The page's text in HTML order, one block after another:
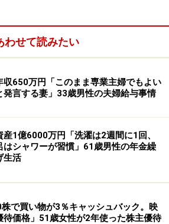
に買えていた食材も値段を見てた
1円単位で安い商品を選んだり、ま
するように」なったとのこと。
りしているため「エアコンの使用
によって使う家電を分けたり、必要
まめに抜くなど」生活スタイルも
す。
的に大きく増えないため、支出だ
。
いても「正直なところ重い。収入
わせて読みたい
収650万円「このまま専業主婦でもよい
発言する妻」33歳男性の夫婦給与事情
産1億6000万円「洗濯は2週間に1回、
はシャワーが習慣」61歳男性の年金繰
生活
株で買い物が3％キャッシュバック。映
待価格」51歳女性が2年使った株主優待